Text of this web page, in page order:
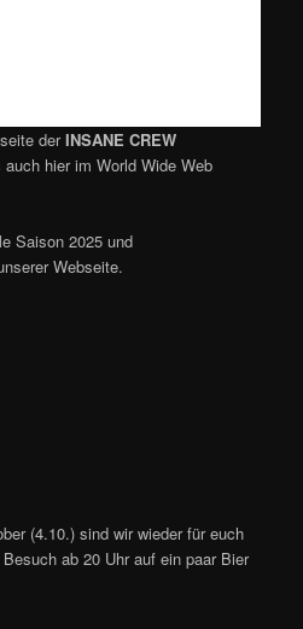
derINSANE CREW
hier im World Wide Web
Saison 2025 und
Webseite.
(4.10.) sind wir wieder für euch
ab 20 Uhr auf ein paar Bier